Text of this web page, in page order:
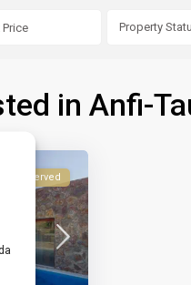
Property
in Anfi-
Reserved